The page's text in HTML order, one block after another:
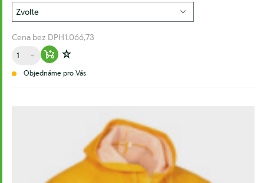
Cena bez DPH1.066,73
Množství
Warenkorb hinzufügen
Zur Wunschliste hinzufügen
Objednáme pro Vás